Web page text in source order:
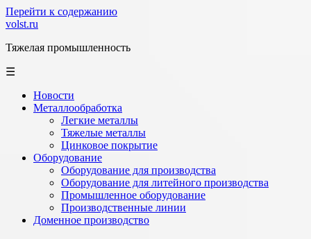
Перейти к содержанию
volst.ru
Тяжелая промышленность
☰
Новости
Металлообработка
Легкие металлы
Тяжелые металлы
Цинковое покрытие
Оборудование
Оборудование для производства
Оборудование для литейного производства
Промышленное оборудование
Производственные линии
Доменное производство